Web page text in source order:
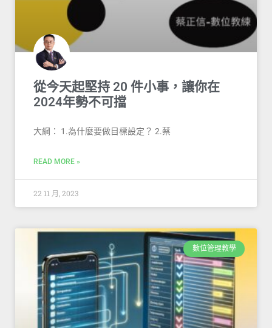
從今天起堅持 20 件小事，讓你在
2024年勢不可擋
大綱： 1.為什麼要做目標設定？ 2.蔡
READ MORE »
22 11 月, 2023
數位管理教學